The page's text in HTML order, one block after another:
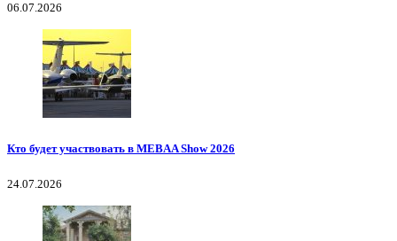
06.07.2026
Кто будет участвовать в MEBAA Show 2026
24.07.2026